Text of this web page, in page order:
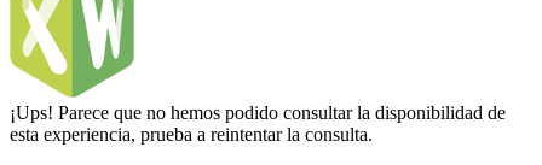
¡Ups! Parece que no hemos podido consultar la disponibilidad de
esta experiencia, prueba a reintentar la consulta.